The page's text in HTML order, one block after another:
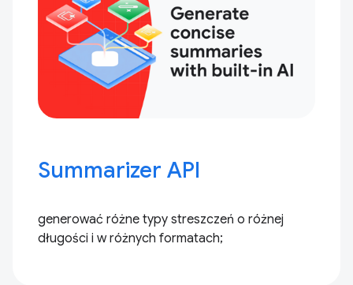
Summarizer API
generować różne typy streszczeń o różnej
długości i w różnych formatach;